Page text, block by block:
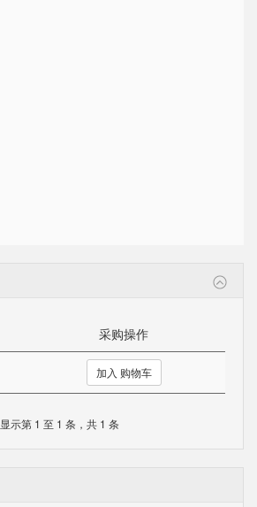
采购操作
加入 购物车
显示第 1 至 1 条，共 1 条